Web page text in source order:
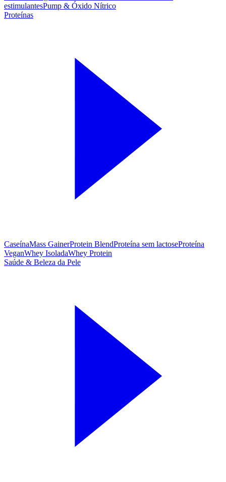
estimulantesPump & Óxido Nítrico
Proteínas
CaseínaMass GainerProtein BlendProteína sem lactoseProteína
VeganWhey IsoladaWhey Protein
Saúde & Beleza da Pele